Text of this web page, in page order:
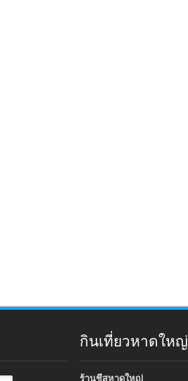
กินเที่ยวหาดใหญ่
ร้านชีสหาดใหญ่